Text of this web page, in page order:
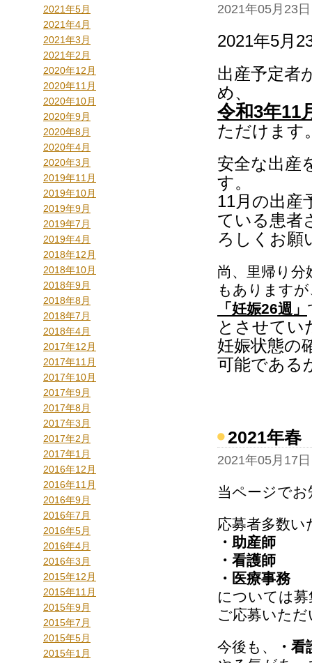
2021年5月
2021年4月
2021年3月
2021年2月
2020年12月
2020年11月
2020年10月
2020年9月
2020年8月
2020年4月
2020年3月
2019年11月
2019年10月
2019年9月
2019年7月
2019年4月
2018年12月
2018年10月
2018年9月
2018年8月
2018年7月
2018年4月
2017年12月
2017年11月
2017年10月
2017年9月
2017年8月
2017年3月
2017年2月
2017年1月
2016年12月
2016年11月
2016年9月
2016年7月
2016年5月
2016年4月
2016年3月
2015年12月
2015年11月
2015年9月
2015年7月
2015年5月
2015年1月
2021年05月23
2021年5月
出産予定者
め、
令和3年11
ただけます
安全な出産
す。
11月の出産
ている患者
ろしくお願
尚、里帰り
もあります
「妊娠26週」
とさせてい
妊娠状態の
可能である
2021年春
2021年05月17
当ページで
応募者多数
・助産師
・看護師
・医療事務
については
ご応募いた
今後も、
・